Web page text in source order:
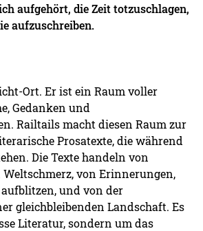
aufgehört, die Zeit totzuschlagen,
aufzuschreiben.
Ort. Er ist ein Raum voller
Gedanken und
Railtails macht diesen Raum zur
Prosatexte, die während
Die Texte handeln von
von Erinnerungen,
und von der
gleichbleibenden Landschaft. Es
Literatur, sondern um das